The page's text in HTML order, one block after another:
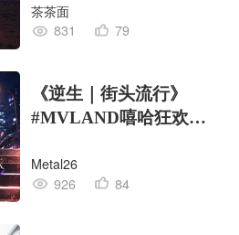
茶茶面
831
79
《逆生｜街头流行》
#MVLAND嘻哈狂欢派
Metal26
926
84